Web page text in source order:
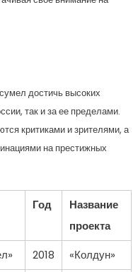
достичь высоких
так и за ее пределами.
критиками и зрителями, а
на престижных
Год
Название
проекта
2018
«Колдун»